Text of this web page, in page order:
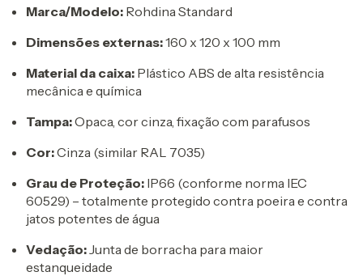
Marca/Modelo: Rohdina Standard
Dimensões externas:160 x 120 x 100 mm
Material da caixa: Plástico ABS de alta resistência
mecânica e química
Tampa:Opaca, cor cinza, fixação com parafusos
Cor:Cinza (similar RAL 7035)
Grau de Proteção: IP66 (conforme norma IEC
60529) – totalmente protegido contra poeira e contra
jatos potentes de água
Vedação:Junta de borracha para maior
estanqueidade